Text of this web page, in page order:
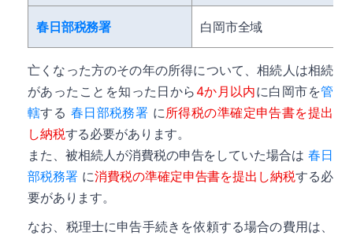
春日部税務署 白岡市全域
亡くなった方のその年の所得について、相続人は相続
があったことを知った日から 4か月以内に白岡市を管
轄する 春日部税務署 に所得税の準確定申告書を提出
し納税する必要があります。
また、被相続人が消費税の申告をしていた場合は春日
部税務署に消費税の準確定申告書を提出し納税する必
要があります。
なお、税理士に申告手続きを依頼する場合の費用は、